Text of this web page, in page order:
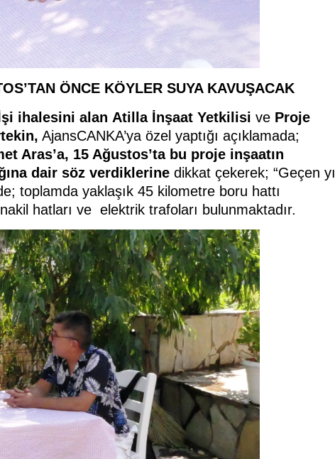
ÖNCE KÖYLER SUYA KAVUŞACAK
ihalesini alan Atilla İnşaat Yetkilisi ve Proje
AjansCANKA’ya özel yaptığı açıklamada;
Aras’a, 15 Ağustos’ta bu proje inşaatın
dair söz verdiklerine dikkat çekerek; “Geçen yıl
toplamda yaklaşık 45 kilometre boru hattı
hatları ve elektrik trafoları bulunmaktadır.